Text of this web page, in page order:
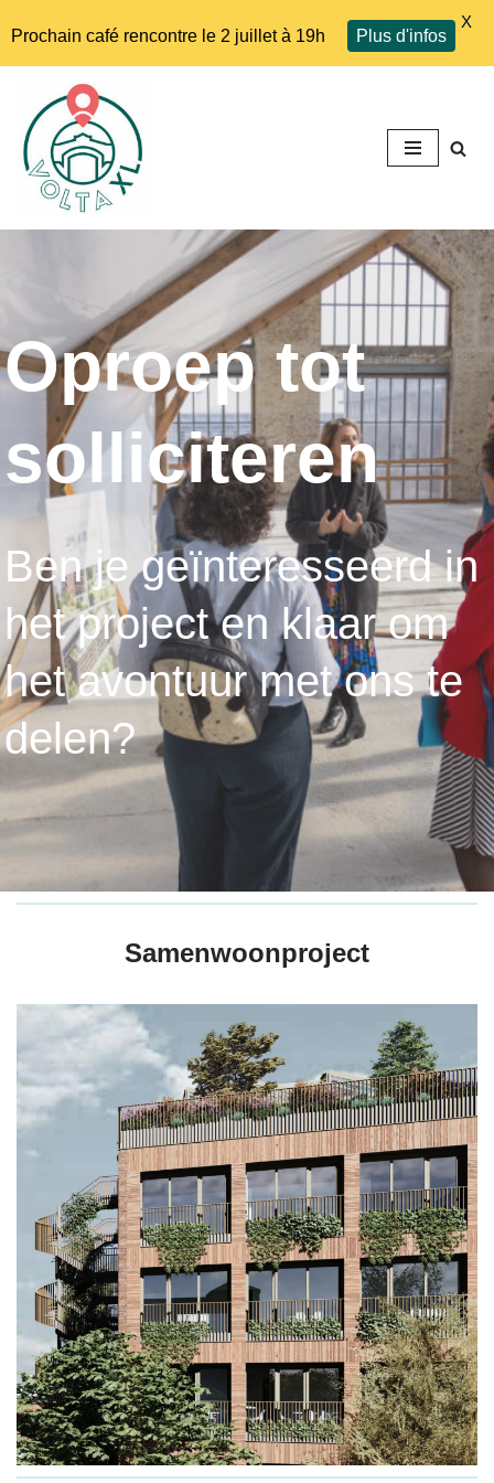
Ga
naar
de
inhoud
Oproep tot
solliciteren
Ben je geïnteresseerd in
het project en klaar om
het avontuur met ons te
delen?
Samenwoonproject
Prochain café rencontre le 2 juillet à 19h Plus d'infos
X